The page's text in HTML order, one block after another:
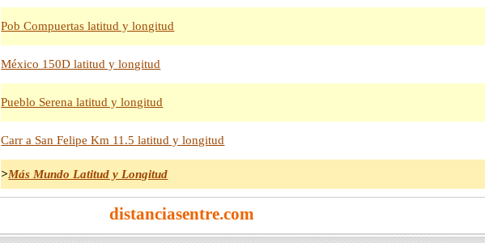
Pob Compuertas latitud y longitud
México 150D latitud y longitud
Pueblo Serena latitud y longitud
Carr a San Felipe Km 11.5 latitud y longitud
>Más Mundo Latitud y Longitud
distanciasentre.com